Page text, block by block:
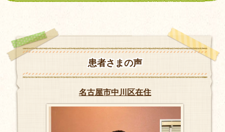
患者さまの声
名古屋市中川区在住